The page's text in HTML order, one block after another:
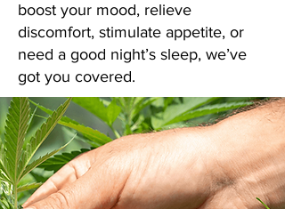
boost your mood, relieve
discomfort, stimulate appetite, or
need a good night’s sleep, we’ve
got you covered.